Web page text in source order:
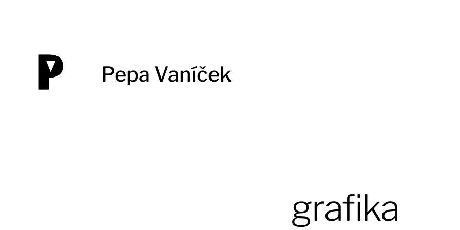
Pepa Vaníček
grafika